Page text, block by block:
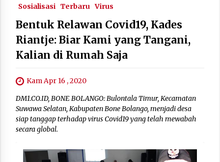
Sosialisasi Terbaru Virus
Bentuk Relawan Covid19, Kades
Riantje: Biar Kami yang Tangani,
Kalian di Rumah Saja
Kam Apr 16 , 2020
DM1.CO.ID, BONE BOLANGO: Bulontala Timur, Kecamatan
Suwawa Selatan, Kabupaten Bone Bolango, menjadi desa
siap tanggap terhadap virus Covid19 yang telah mewabah
secara global.